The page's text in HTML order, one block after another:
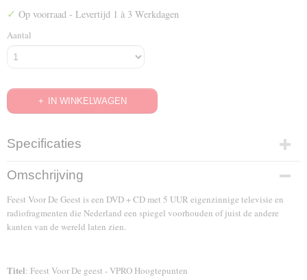
✓ Op voorraad - Levertijd 1 à 3 Werkdagen
Aantal
IN WINKELWAGEN
Specificaties
EAN code
4988003053277
Omschrijving
Feest Voor De Geest is een DVD + CD met 5 UUR eigenzinnige televisie en
radiofragmenten die Nederland een spiegel voorhouden of juist de andere
kanten van de wereld laten zien.
Titel: Feest Voor De geest - VPRO Hoogtepunten